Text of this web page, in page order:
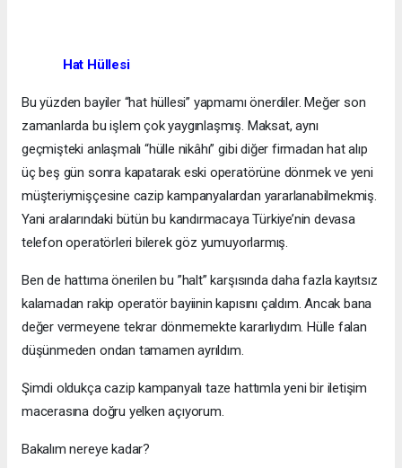
Hat Hüllesi
Bu yüzden bayiler “hat hüllesi” yapmamı önerdiler. Meğer son
zamanlarda bu işlem çok yaygınlaşmış. Maksat, aynı
geçmişteki anlaşmalı “hülle nikâhı” gibi diğer firmadan hat alıp
üç beş gün sonra kapatarak eski operatörüne dönmek ve yeni
müşteriymişçesine cazip kampanyalardan yararlanabilmekmiş.
Yani aralarındaki bütün bu kandırmacaya Türkiye’nin devasa
telefon operatörleri bilerek göz yumuyorlarmış.
Ben de hattıma önerilen bu ”halt” karşısında daha fazla kayıtsız
kalamadan rakip operatör bayiinin kapısını çaldım. Ancak bana
değer vermeyene tekrar dönmemekte kararlıydım. Hülle falan
düşünmeden ondan tamamen ayrıldım.
Şimdi oldukça cazip kampanyalı taze hattımla yeni bir iletişim
macerasına doğru yelken açıyorum.
Bakalım nereye kadar?